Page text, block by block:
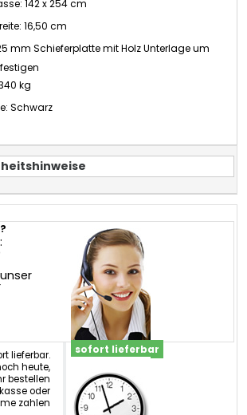
142 x 254 cm
16,50 cm
mm Schieferplatte mit Holz Unterlage um
kg
Schwarz
lieferbar.
heute,
bestellen
oder
zahlen
sofort lieferbar